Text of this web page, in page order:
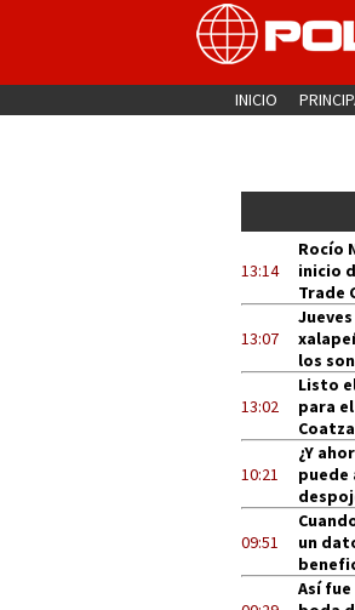
INICIO
13:14
Rocío
inicio
Trade
13:07
los
13:02
Listo
para
10:21
¿Y
puede
09:51
un
Así